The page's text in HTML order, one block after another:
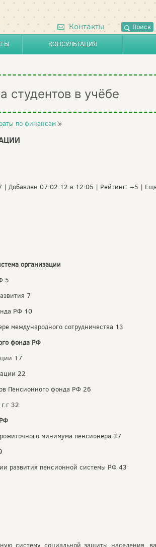
Контакты Поиск
КОНСУЛЬТАЦИЯ
студентов в учёбе
по финансам »
| Добавлен 07.02.12 в 12:05 | Рейтинг: +5 |
организации
5
7
РФ 10
международного сотрудничества 13
фонда РФ
17
22
Пенсионного фонда РФ 26
32
минимума пенсионера 37
развития пенсионной системы РФ 43
систему социальной защиты населения,